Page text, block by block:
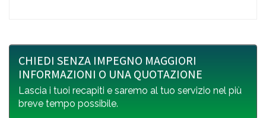
CHIEDI SENZA IMPEGNO MAGGIORI
INFORMAZIONI O UNA QUOTAZIONE
Lascia i tuoi recapiti e saremo al tuo servizio nel più
breve tempo possibile.